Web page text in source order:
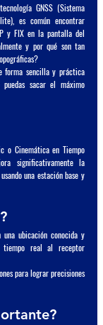
GNSS (Sistema
es común encontrar
y FIX en la pantalla del
y por qué son tan
forma sencilla y práctica
sacar el máximo
o Cinemática en Tiempo
significativamente la
una estación base y
una ubicación conocida y
tiempo real al receptor
para lograr precisiones